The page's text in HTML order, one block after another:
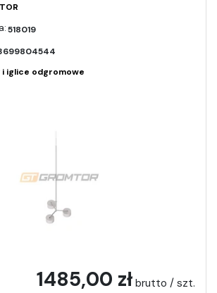
518019
i iglice odgromowe
1485,00 zł brutto / szt.